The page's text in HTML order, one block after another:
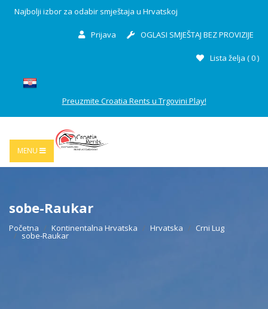
Najbolji izbor za odabir smještaja u Hrvatskoj
Prijava OGLASI SMJEŠTAJ BEZ PROVIZIJE
Lista želja (0)
Preuzmite Croatia Rents u Trgovini Play!
MENU
sobe-Raukar
Početna Kontinentalna Hrvatska Hrvatska Crni Lug
sobe-Raukar